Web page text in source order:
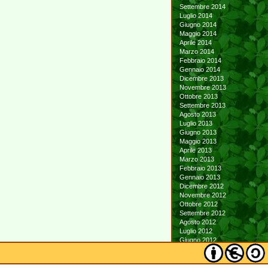
Settembre 2014
Luglio 2014
Giugno 2014
Maggio 2014
Aprile 2014
Marzo 2014
Febbraio 2014
Gennaio 2014
Dicembre 2013
Novembre 2013
Ottobre 2013
Settembre 2013
Agosto 2013
Luglio 2013
Giugno 2013
Maggio 2013
Aprile 2013
Marzo 2013
Febbraio 2013
Gennaio 2013
Dicembre 2012
Novembre 2012
Ottobre 2012
Settembre 2012
Agosto 2012
Luglio 2012
Giugno 2012
Maggio 2012
Aprile 2012